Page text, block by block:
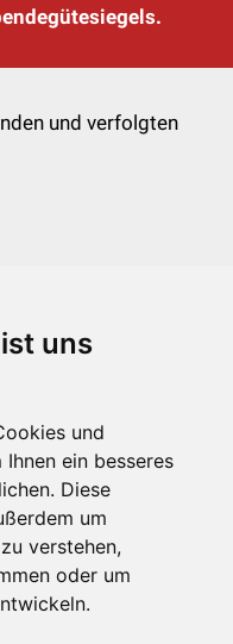
uns
und
ein besseres
Diese
um
verstehen,
oder um
und verfolgten